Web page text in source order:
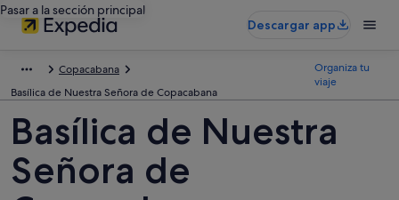
Pasar a la sección principal
Descargar app
Copacabana
Basílica de Nuestra Señora de Copacabana
Organiza tu
viaje
Basílica de Nuestra
Señora de